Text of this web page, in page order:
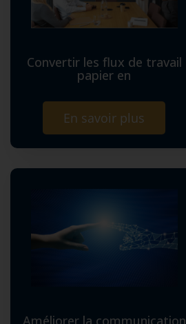
Convertir les flux de travail
papier en
En savoir plus